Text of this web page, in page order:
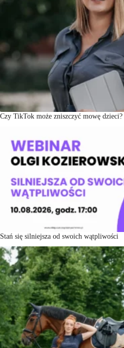
Czy TikTok może zniszczyć mowę dzieci?
Stań się silniejsza od swoich wątpliwości